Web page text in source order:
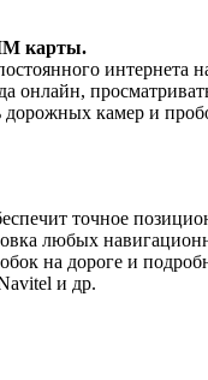
карты.
интернета
онлайн,
камер и
точное
любых
на дороге и
и др.